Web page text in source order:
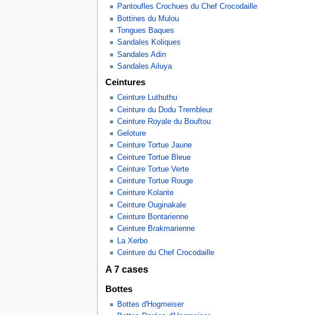
Pantoufles Crochues du Chef Crocodaille
Bottines du Mulou
Tongues Baques
Sandales Koliques
Sandales Adin
Sandales Ailuya
Ceintures
Ceinture Luthuthu
Ceinture du Dodu Trembleur
Ceinture Royale du Bouftou
Geloture
Ceinture Tortue Jaune
Ceinture Tortue Bleue
Ceinture Tortue Verte
Ceinture Tortue Rouge
Ceinture Kolante
Ceinture Ouginakale
Ceinture Bontarienne
Ceinture Brakmarienne
La Xerbo
Ceinture du Chef Crocodaille
A 7 cases
Bottes
Bottes d'Hogmeiser